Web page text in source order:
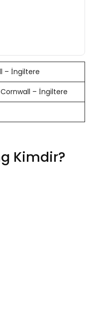
– İngiltere
– İngiltere
Kimdir?